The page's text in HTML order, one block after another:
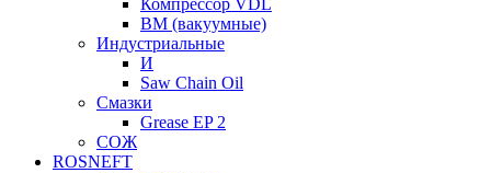
Компрессор VDL
ВМ (вакуумные)
Индустриальные
И
Saw Chain Oil
Смазки
Grease EP 2
СОЖ
ROSNEFT